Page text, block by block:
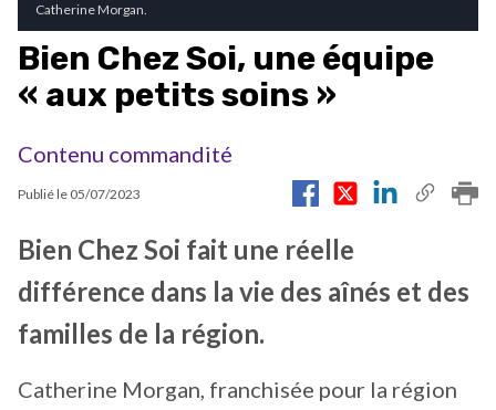
Catherine Morgan.
Bien Chez Soi, une équipe
« aux petits soins »
Contenu commandité
Publié le 05/07/2023
Bien Chez Soi fait une réelle
différence dans la vie des aînés et des
familles de la région.
Catherine Morgan, franchisée pour la région